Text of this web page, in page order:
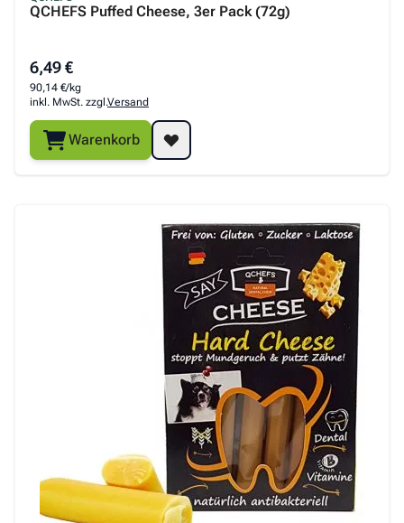
QCHEFS Puffed Cheese, 3er Pack (72g)
6,49 €
90,14 €/kg
inkl. MwSt. zzgl.Versand
Warenkorb